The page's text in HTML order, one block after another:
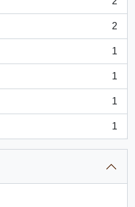
2
1
1
1
1